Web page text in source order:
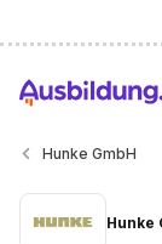
Hunke GmbH
Hunke